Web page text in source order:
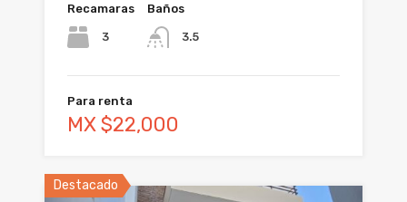
Recamaras
3
Baños
3.5
Para renta
MX $22,000
Destacado